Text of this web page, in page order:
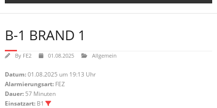
B-1 BRAND 1
By FE2 01.08.2025 Allgemein
Datum:01.08.2025 um 19:13 Uhr
Alarmierungsart: FEZ
Dauer: 57 Minuten
Einsatzart: B1